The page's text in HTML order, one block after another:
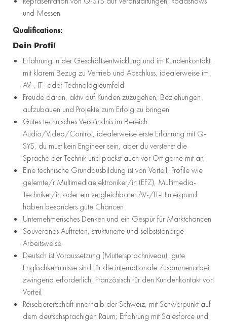
und Messen
Qualifications:
Dein Profil
Erfahrung in der Geschäftsentwicklung und im Kundenkontakt,
mit klarem Bezug zu Vertrieb und Abschluss, idealerweise im
AV-, IT- oder Technologieumfeld
Freude daran, aktiv auf Kunden zuzugehen, Beziehungen
aufzubauen und Projekte zum Erfolg zu bringen
Gutes technisches Verständnis im Bereich
Audio/Video/Control, idealerweise erste Erfahrung mit Q-
SYS, du must kein Engineer sein, aber du verstehst die
Sprache der Technik und packst auch vor Ort gerne mit an
Eine technische Grundausbildung ist von Vorteil, Profile wie
gelernte/r Multimediaelektroniker/in (EFZ), Multimedia-
Techniker/in oder ein vergleichbarer AV-/IT-Hintergrund
haben besonders gute Chancen
Unternehmerisches Denken und ein Gespür für Marktchancen
Souveränes Auftreten, strukturierte und selbstständige
Arbeitsweise
Deutsch ist Voraussetzung (Muttersprachniveau), gute
Englischkenntnisse sind für die internationale Zusammenarbeit
zwingend erforderlich; Französisch für den Kundenkontakt von
Vorteil
Reisebereitschaft innerhalb der Schweiz, mit Schwerpunkt auf
dem deutschsprachigen Raum; Erfahrung mit Salesforce und